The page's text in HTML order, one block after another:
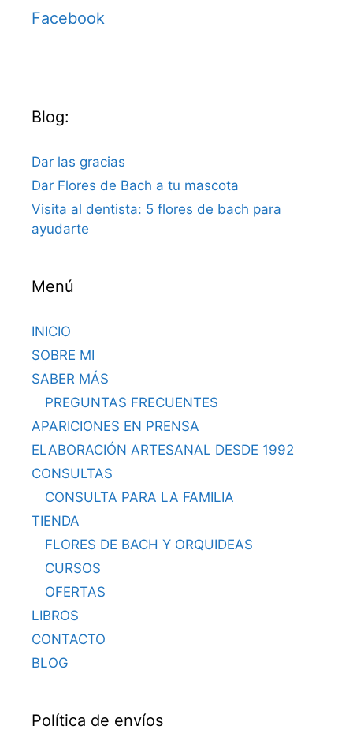
Facebook
Blog:
Dar las gracias
Dar Flores de Bach a tu mascota
Visita al dentista: 5 flores de bach para
ayudarte
Menú
INICIO
SOBRE MI
SABER MÁS
PREGUNTAS FRECUENTES
APARICIONES EN PRENSA
ELABORACIÓN ARTESANAL DESDE 1992
CONSULTAS
CONSULTA PARA LA FAMILIA
TIENDA
FLORES DE BACH Y ORQUIDEAS
CURSOS
OFERTAS
LIBROS
CONTACTO
BLOG
Política de envíos